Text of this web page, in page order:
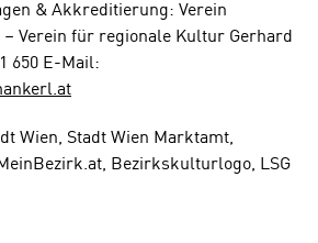
& Akkreditierung: Verein
Verein für regionale Kultur Gerhard
650 E-Mail:
Wien, Stadt Wien Marktamt,
Bezirkskulturlogo, LSG